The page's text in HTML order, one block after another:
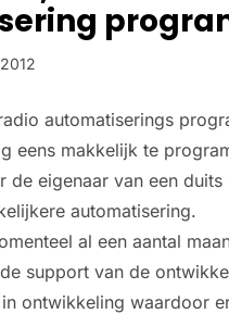
automatiserings
eens makkelijk te
de eigenaar van een
automatisering.
al een aantal
support van de
ontwikkeling waardoor